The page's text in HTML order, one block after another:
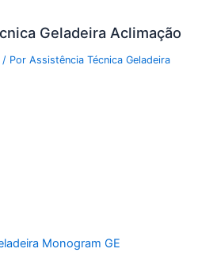
Geladeira Aclimação
/ PorAssistência Técnica Geladeira
Monogram GE